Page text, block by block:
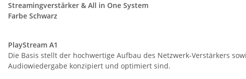
Streamingverstärker & All in One System
Farbe Schwarz
PlayStream A1
Die Basis stellt der hochwertige Aufbau des Netzwerk-Verstärkers
Audiowiedergabe konzipiert und optimiert sind.